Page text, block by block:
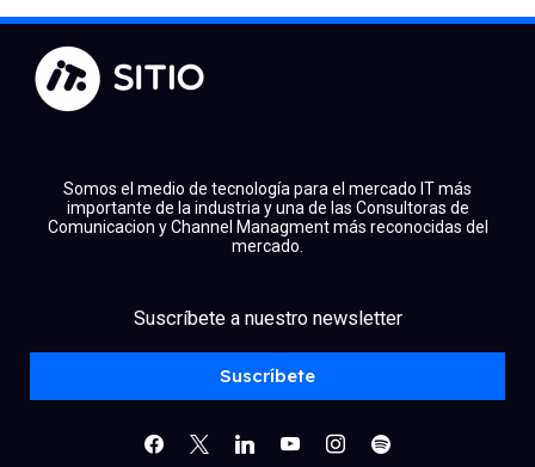
Somos el medio de tecnología para el mercado IT más
importante de la industria y una de las Consultoras de
Comunicacion y Channel Managment más reconocidas del
mercado.
Suscríbete a nuestro newsletter
Suscríbete
facebook
x linkedinyoutubeinstagram
spotify